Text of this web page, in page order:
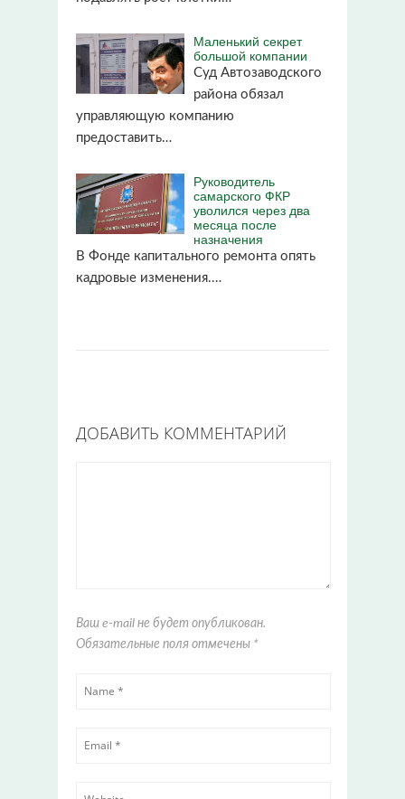
Маленький секрет
большой компании
Суд Автозаводского
района обязал
управляющую компанию
предоставить…
Руководитель
самарского ФКР
уволился через два
месяца после
назначения
В Фонде капитального ремонта опять
кадровые изменения.…
ДОБАВИТЬ КОММЕНТАРИЙ
Ваш e-mail не будет опубликован.
Обязательные поля отмечены *